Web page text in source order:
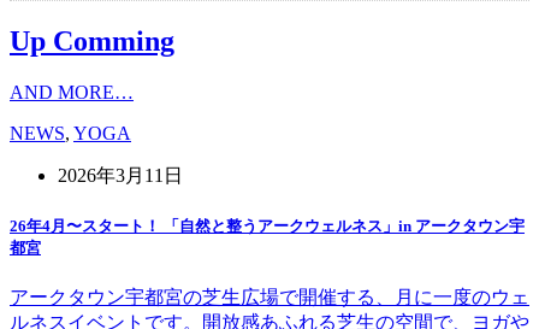
Up Comming
AND MORE…
NEWS, YOGA
2026年3月11日
26年4月〜スタート！ 「自然と整うアークウェルネス」in アークタウン宇
都宮
アークタウン宇都宮の芝生広場で開催する、月に一度のウェ
ルネスイベントです。開放感あふれる芝生の空間で、ヨガや